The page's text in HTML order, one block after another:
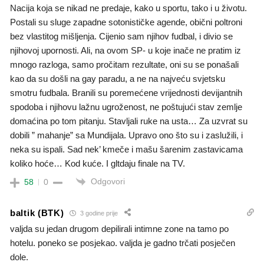
Nacija koja se nikad ne predaje, kako u sportu, tako i u životu.
Postali su sluge zapadne sotonističke agende, obični poltroni
bez vlastitog mišljenja. Cijenio sam njihov fudbal, i divio se
njihovoj upornosti. Ali, na ovom SP- u koje inače ne pratim iz
mnogo razloga, samo pročitam rezultate, oni su se ponašali
kao da su došli na gay paradu, a ne na najveću svjetsku
smotru fudbala. Branili su poremećene vrijednosti devijantnih
spodoba i njihovu lažnu ugroženost, ne poštujući stav zemlje
domaćina po tom pitanju. Stavljali ruke na usta… Za uzvrat su
dobili ” mahanje” sa Mundijala. Upravo ono što su i zaslužili, i
neka su ispali. Sad nek’ kmeče i mašu šarenim zastavicama
koliko hoće… Kod kuće. I gltdaju finale na TV.
58 0 Odgovori
baltik (BTK) 3 godine prije
valjda su jedan drugom depilirali intimne zone na tamo po
hotelu. poneko se posjekao. valjda je gadno trčati posječen
dole.